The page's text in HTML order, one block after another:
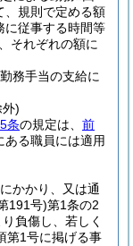
、規則で定める額
に従事する時間等
それぞれの額に
務手当の支給に
)
条の規定は、 前
る職員には適用
かかり、又は通
191号)第1条の2
負傷し、若しく
第1号に掲げる事